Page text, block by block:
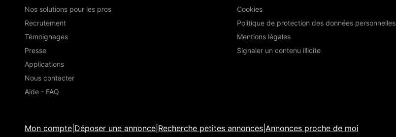
Nos solutions pour les pros
Recrutement
Témoignages
Presse
Applications
Nous contacter
Aide - FAQ
Cookies
Politique de protection des données personnelles
Mentions légales
Signaler un contenu illicite
Mon compte Déposer une annonce Recherche petites annonces Annonces proche de moi